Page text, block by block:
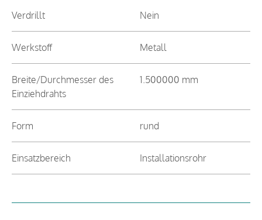
Verdrillt Nein
Werkstoff Metall
Breite/Durchmesser des
Einziehdrahts
1.500000 mm
Form rund
Einsatzbereich Installationsrohr